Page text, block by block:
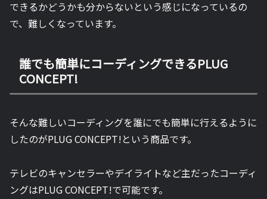
できるかどうかも分からないという感じになっているの
で、難しくなっています。
誰でも簡単にコーディングできるPLUG
CONCEPT!
そんな難しいコーディングを誰にでも簡単に行えるように
したのがPLUG CONCEPT!という商品です。
テレビのキャンセラーやデイライトなど主だったコーディ
ングはPLUG CONCEPT!で可能です。